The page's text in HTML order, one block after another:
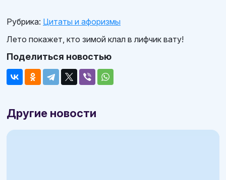
Рубрика: Цитаты и афоризмы
Лето покажет, кто зимой клал в лифчик вату!
Поделиться новостью
Другие новости